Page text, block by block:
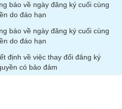
báo về ngày đăng ký cuối cùng
do đáo hạn
báo về ngày đăng ký cuối cùng
do đáo hạn
định về việc thay đổi đăng ký
có bảo đảm